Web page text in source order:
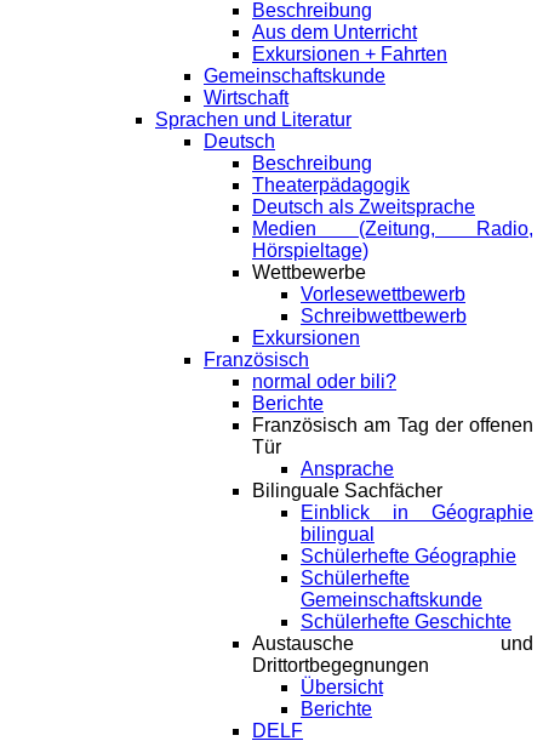
Beschreibung
Aus dem Unterricht
Exkursionen + Fahrten
Gemeinschaftskunde
Wirtschaft
Sprachen und Literatur
Deutsch
Beschreibung
Theaterpädagogik
Deutsch als Zweitsprache
Medien (Zeitung, Radio,
Hörspieltage)
Wettbewerbe
Vorlesewettbewerb
Schreibwettbewerb
Exkursionen
Französisch
normal oder bili?
Berichte
Französisch am Tag der offenen
Tür
Ansprache
Bilinguale Sachfächer
Einblick in Géographie
bilingual
Schülerhefte Géographie
Schülerhefte
Gemeinschaftskunde
Schülerhefte Geschichte
Austausche und
Drittortbegegnungen
Übersicht
Berichte
DELF